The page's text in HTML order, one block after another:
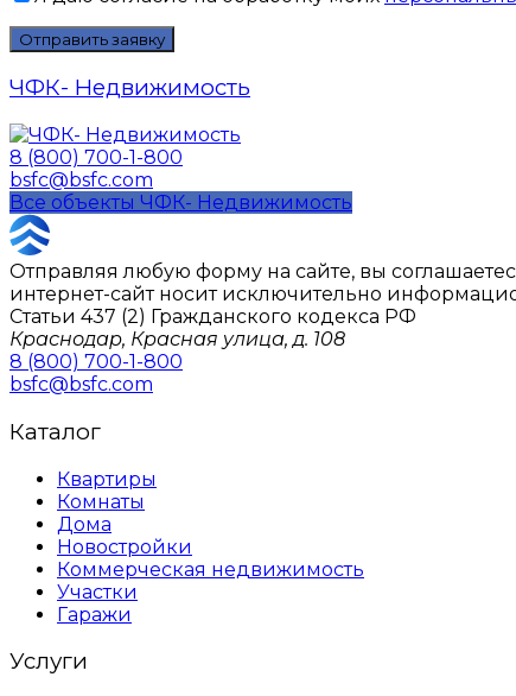
ЧФК- Недвижимость
8 (800) 700-1-800
bsfc@bsfc.com
Все объекты ЧФК- Недвижимость
Отправляя любую форму на сайте, вы
интернет-сайт носит исключительно
Статьи 437 (2) Гражданского кодекса РФ
Краснодар, Красная улица, д. 108
8 (800) 700-1-800
bsfc@bsfc.com
Каталог
Квартиры
Комнаты
Дома
Новостройки
Коммерческая недвижимость
Участки
Гаражи
Услуги